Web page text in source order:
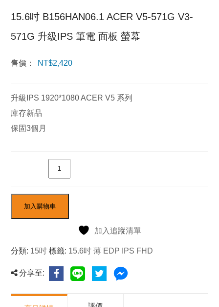
15.6吋 B156HAN06.1 ACER V5-571G V3-
571G 升級IPS 筆電 面板 螢幕
售價： NT$2,420
升級IPS 1920*1080 ACER V5 系列
庫存新品
保固3個月
加入購物車
加入追蹤清單
分類: 15吋 標籤: 15.6吋 薄 EDP IPS FHD
分享至: